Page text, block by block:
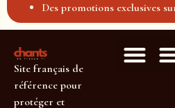
Des promotions exclusives
Site français de
référence pour
protéger et